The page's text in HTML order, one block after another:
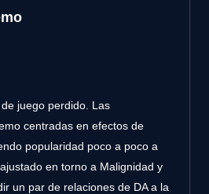
juego perdido. Las
centradas en efectos de
popularidad poco a poco a
en torno a Malignidad y
un par de relaciones de DA a la